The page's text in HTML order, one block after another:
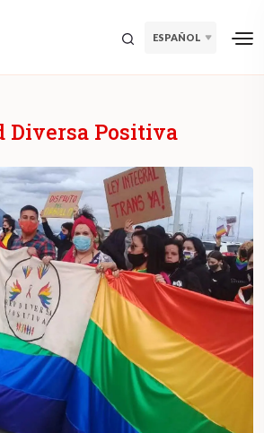
ESPAÑOL
Diversa Positiva